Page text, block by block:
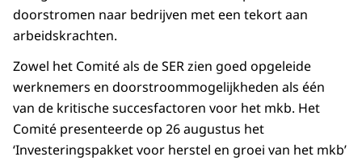
doorstromen naar bedrijven met een tekort aan
arbeidskrachten.
Zowel het Comité als de SER zien goed opgeleide
werknemers en doorstroommogelijkheden als één
van de kritische succesfactoren voor het mkb. Het
Comité presenteerde op 26 augustus het
‘Investeringspakket voor herstel en groei van het mkb’